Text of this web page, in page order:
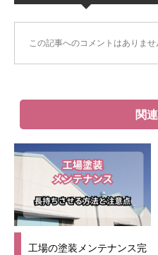
この記事へのコメントはありませ
関
工場の塗装メンテナンス完